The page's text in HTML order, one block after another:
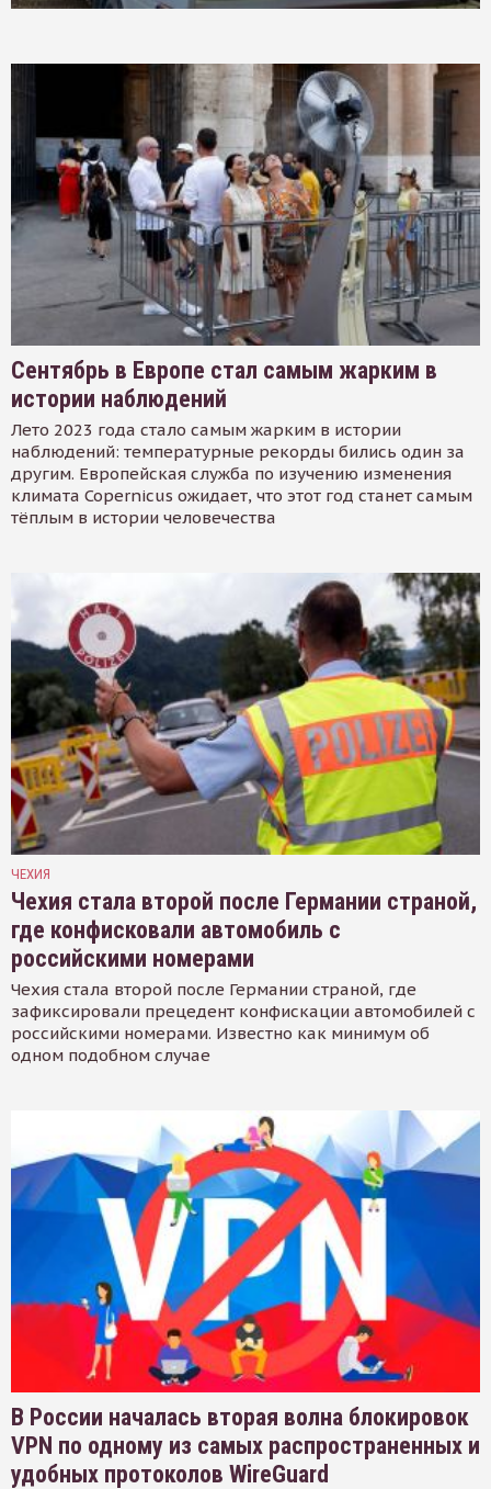
Сентябрь в Европе стал самым жарким в
истории наблюдений
Лето 2023 года стало самым жарким в истории
наблюдений: температурные рекорды бились один за
другим. Европейская служба по изучению изменения
климата Copernicus ожидает, что этот год станет самым
тёплым в истории человечества
ЧЕХИЯ
Чехия стала второй после Германии страной,
где конфисковали автомобиль с
российскими номерами
Чехия стала второй после Германии страной, где
зафиксировали прецедент конфискации автомобилей с
российскими номерами. Известно как минимум об
одном подобном случае
В России началась вторая волна блокировок
VPN по одному из самых распространенных и
удобных протоколов WireGuard